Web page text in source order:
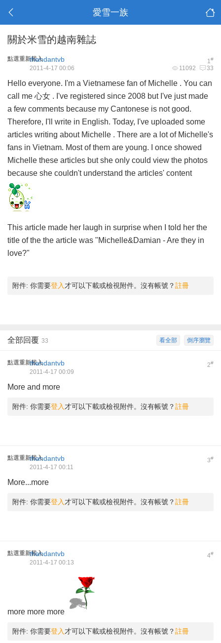
愛雪一族
關於米雪的越南雜誌
點選重新載入 1#
thandantvb
11092 33
2011-4-17 00:06
Hello everyone. I'm a Vietnamese fan of Michelle . You can
call me 心女 . I've registered since 2008 but I've just made
a few comments because my Cantonese is not good.
Therefore, I'll write in English. Today, I've uploaded some
articles writing about Michelle . There are a lot of Michelle's
fans in Vietnam. Most of them are young. I once showed
Michelle these articles but she only could view the photos
because she couldn't understand the articles' content
This article made her laugh in surprise when I told her the
title of the the article was "Michelle&Damian - Are they in
love?"
附件: 你需要登入 才可以下載或檢視附件。沒有帳號？註冊
倒序瀏覽
看全部
全部回覆 33
點選重新載入 2#
thandantvb
2011-4-17 00:09
More and more
附件: 你需要登入 才可以下載或檢視附件。沒有帳號？註冊
點選重新載入 3#
thandantvb
2011-4-17 00:11
More...more
附件: 你需要登入 才可以下載或檢視附件。沒有帳號？註冊
點選重新載入 4#
thandantvb
2011-4-17 00:13
more more more
附件: 你需要登入 才可以下載或檢視附件。沒有帳號？註冊